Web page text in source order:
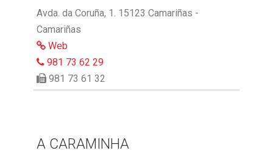
Avda. da Coruña, 1. 15123 Camariñas -
Camariñas
Web
981 73 62 29
981 73 61 32
A CARAMINHA